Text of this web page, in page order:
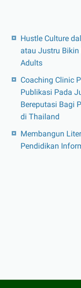
Hustle Culture
atau Justru Bikin
Adults
Coaching Clinic
Publikasi Pada
Bereputasi Bagi
di Thailand
Membangun
Pendidikan